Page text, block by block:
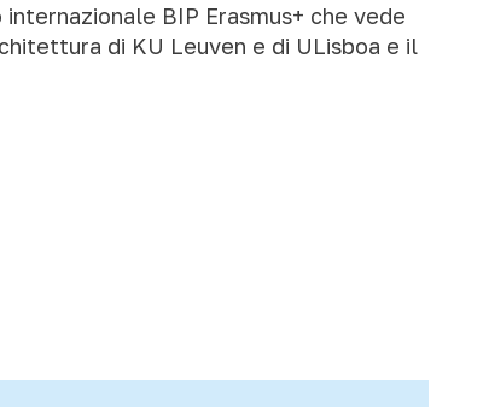
BIP Erasmus+ che vede
di KU Leuven e di ULisboa e il